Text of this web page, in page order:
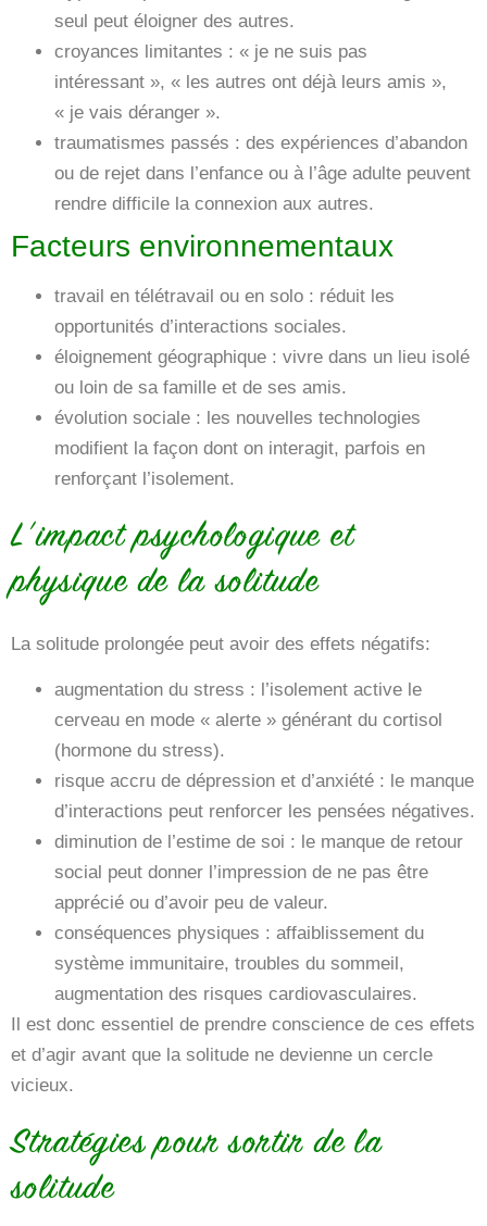
seul peut éloigner des autres.
croyances limitantes : « je ne suis pas
intéressant », « les autres ont déjà leurs amis »,
« je vais déranger ».
traumatismes passés : des expériences d’abandon
ou de rejet dans l’enfance ou à l’âge adulte peuvent
rendre difficile la connexion aux autres.
Facteurs environnementaux
travail en télétravail ou en solo : réduit les
opportunités d’interactions sociales.
éloignement géographique : vivre dans un lieu isolé
ou loin de sa famille et de ses amis.
évolution sociale : les nouvelles technologies
modifient la façon dont on interagit, parfois en
renforçant l’isolement.
L’impact psychologique et
physique de la solitude
La solitude prolongée peut avoir des effets négatifs:
augmentation du stress : l’isolement active le
cerveau en mode « alerte » générant du cortisol
(hormone du stress).
risque accru de dépression et d’anxiété : le manque
d’interactions peut renforcer les pensées négatives.
diminution de l’estime de soi : le manque de retour
social peut donner l’impression de ne pas être
apprécié ou d’avoir peu de valeur.
conséquences physiques : affaiblissement du
système immunitaire, troubles du sommeil,
augmentation des risques cardiovasculaires.
Il est donc essentiel de prendre conscience de ces effets
et d’agir avant que la solitude ne devienne un cercle
vicieux.
Stratégies pour sortir de la
solitude